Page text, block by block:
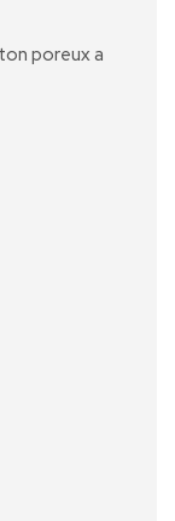
poreux a